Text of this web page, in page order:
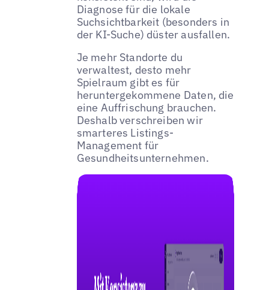
Diagnose für die lokale
Suchsichtbarkeit (besonders in
der KI-Suche) düster ausfallen.
Je mehr Standorte du
verwaltest, desto mehr
Spielraum gibt es für
heruntergekommene Daten, die
eine Auffrischung brauchen.
Deshalb verschreiben wir
smarteres Listings-
Management für
Gesundheitsunternehmen.